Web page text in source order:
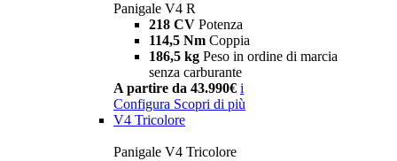
Panigale V4 R
218 CV Potenza
114,5 Nm Coppia
186,5 kg Peso in ordine di marcia
senza carburante
A partire da 43.990€ i
Configura Scopri di più
V4 Tricolore
Panigale V4 Tricolore